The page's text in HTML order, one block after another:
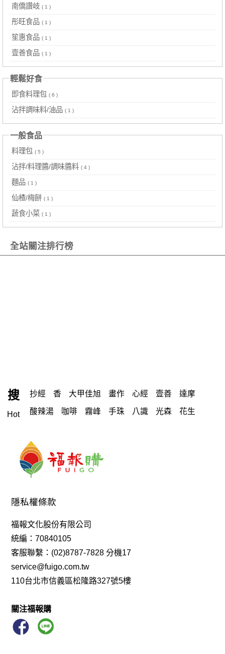
南僑讚岐 ( 1 )
彤旺食品 ( 1 )
笙惠食品 ( 1 )
壹善食品 ( 1 )
輕鬆好食
即食料理包 ( 6 )
沾拌調味料/油品 ( 1 )
一般食品
料理包 ( 5 )
沾拌/料理醬/調味醬料 ( 4 )
麵品 ( 1 )
仙楂/梅餅 ( 1 )
蔬食小菜 ( 1 )
全站關注排行榜
搜
Hot
抄經 香 大甲佳旭 畫作 心經 壹善 達摩
酸辣湯 咖啡 霧峰 手珠 八識 光森 花生
念佛機
《Q-Life享活》柴燒龍眼双木耳飲
大悲咒玻璃水瓶
臥香 楞嚴咒
《僧伽林文化》故宮百年紀念描金佛卡
無麩質 記數器
足弓鞋、僧鞋、羅漢鞋、機能鞋、健康鞋
背包
壹善食品
隱私權條款
福報文化股份有限公司
統編：70840105
客服聯繫：(02)8787-7828 分機17
service@fuigo.com.tw
110台北市信義區松隆路327號5樓
關注福報購